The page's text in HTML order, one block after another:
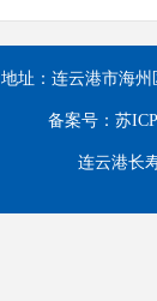
地址：连云港市海
备案号：苏
连云港长